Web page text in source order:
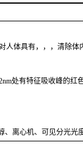
人体具有，，，清除体
处有特征吸收峰的红
、离心机、可见分光光